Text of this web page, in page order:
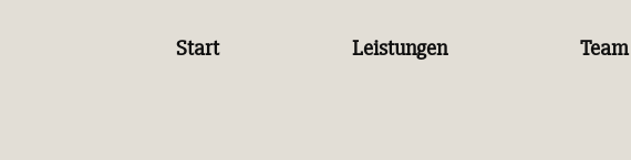
Start Leistungen Team